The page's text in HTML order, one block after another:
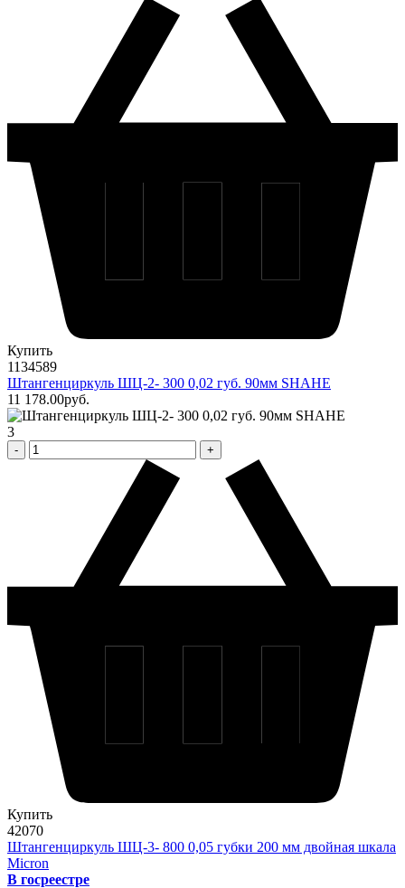
Купить
1134589
Штангенциркуль ШЦ-2- 300 0,02 губ. 90мм SHAHE
11 178.00pуб.
3
Купить
42070
Штангенциркуль ШЦ-3- 800 0,05 губки 200 мм двойная шкала
Micron
В госреестре